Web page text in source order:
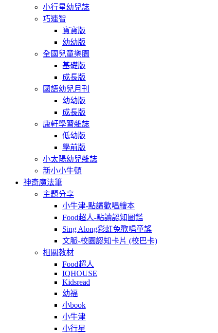
小行星幼兒誌
巧連智
寶寶版
幼幼版
全國兒童樂園
基礎版
成長版
國語幼兒月刊
幼幼版
成長版
康軒學習雜誌
低幼版
學前版
小太陽幼兒雜誌
新小小牛頓
神奇魔法筆
主題分享
小牛津-點讀歡唱繪本
Food超人-點讀認知圖鑑
Sing Along彩虹兔歡唱童謠
文脈-校園認知卡片 (校巴卡)
相關教材
Food超人
IQHOUSE
Kidsread
幼福
小book
小牛津
小行星